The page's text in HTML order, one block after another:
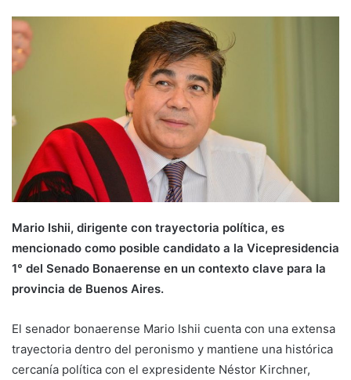
Mario Ishii, dirigente con trayectoria política, es
mencionado como posible candidato a la Vicepresidencia
1° del Senado Bonaerense en un contexto clave para la
provincia de Buenos Aires.
El senador bonaerense Mario Ishii cuenta con una extensa
trayectoria dentro del peronismo y mantiene una histórica
cercanía política con el expresidente Néstor Kirchner,